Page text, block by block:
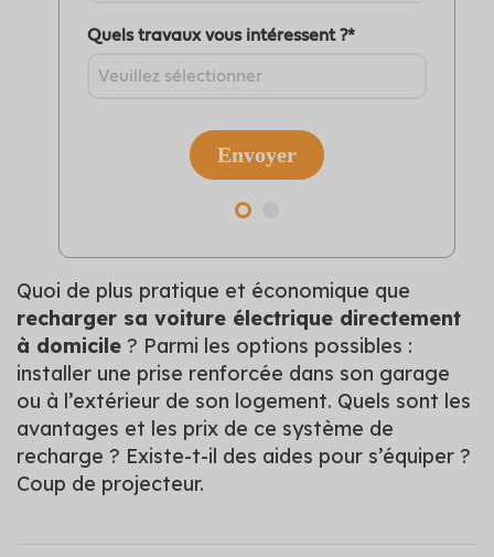
Quoi de plus pratique et économique que
recharger sa voiture électrique directement
à domicile ? Parmi les options possibles :
installer une prise renforcée dans son garage
ou à l’extérieur de son logement. Quels sont les
avantages et les prix de ce système de
recharge ? Existe-t-il des aides pour s’équiper ?
Coup de projecteur.